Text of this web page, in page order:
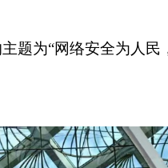
题为“网络安全为人民